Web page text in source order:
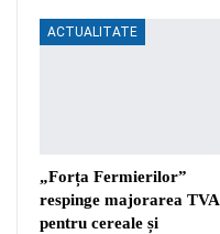
ACTUALITATE
„Forța Fermierilor”
respinge majorarea TVA
pentru cereale și